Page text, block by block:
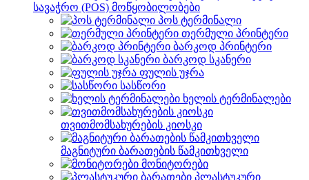
სავაჭრო (POS) მოწყობილობები
პოს ტერმინალი
თერმული პრინტერი
ბარკოდ პრინტერი
ბარკოდ სკანერი
ფულის უჯრა
სასწორი
ხელის ტერმინალები
თვითმომსახურების კიოსკი
მაგნიტური ბარათების წამკითხველი
მონიტორები
პლასტუკური